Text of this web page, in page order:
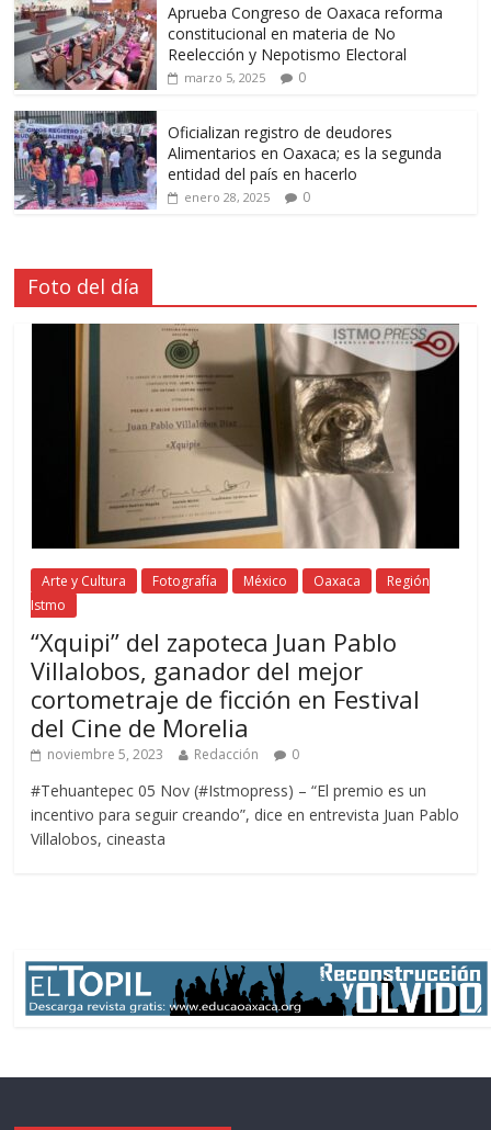
Aprueba Congreso de Oaxaca reforma
constitucional en materia de No
Reelección y Nepotismo Electoral
marzo 5, 2025 0
Oficializan registro de deudores
Alimentarios en Oaxaca; es la segunda
entidad del país en hacerlo
enero 28, 2025 0
Foto del día
Arte y Cultura Fotografía México Oaxaca
Región
Istmo
“Xquipi” del zapoteca Juan Pablo
Villalobos, ganador del mejor
cortometraje de ficción en Festival
del Cine de Morelia
noviembre 5, 2023 Redacción 0
#Tehuantepec 05 Nov (#Istmopress) – “El premio es un
incentivo para seguir creando”, dice en entrevista Juan Pablo
Villalobos, cineasta